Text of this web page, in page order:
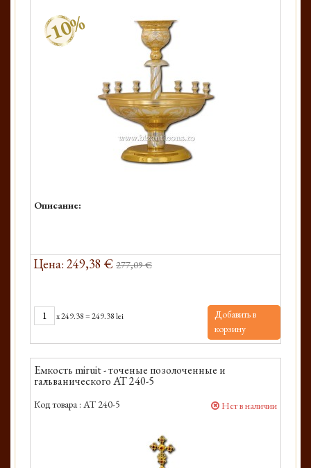
-10%
Описание:
Цена: 249,38 € 277,09 €
x249.38=249.38 lei
Добавить в
корзину
Емкость miruit - точеные позолоченные и
гальванического AT 240-5
Код товара : AT 240-5 Нет в наличии